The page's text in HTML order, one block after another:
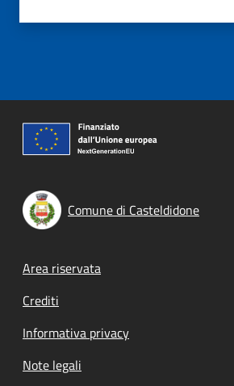
Comune di Casteldidone
Footer menu
Area riservata
Crediti
Informativa privacy
Note legali